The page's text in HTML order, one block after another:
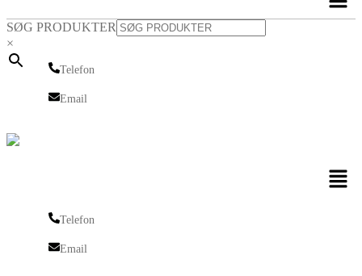
SØG PRODUKTER
×
Telefon
Email
Menu
Telefon
Email